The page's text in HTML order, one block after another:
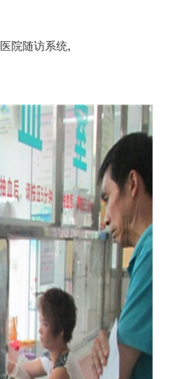
医院随访系统,